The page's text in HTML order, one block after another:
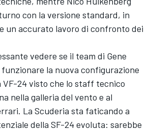
con la versione standard, in
un accurato lavoro di confronto dei
vedere se il team di Gene
la nuova configurazione
VF-24 visto che lo staff tecnico
nella galleria del vento e al
La Scuderia sta faticando a
della SF-24 evoluta: sarebbe